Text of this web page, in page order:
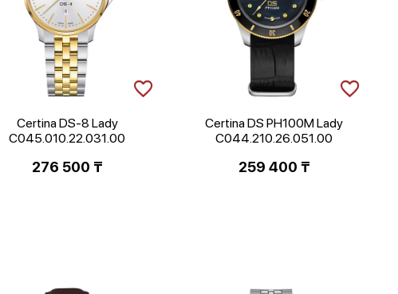
Certina DS-8 Lady
C045.010.22.031.00
276 500 ₸
Certina DS PH100M Lady
C044.210.26.051.00
259 400 ₸